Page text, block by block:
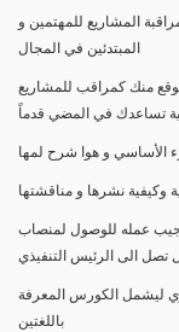
المشاريع للمهتمين و
المبتدئين في المجال
منك كمراقب للمشاريع
تساعدك في المضي قدماً
وكيفية نشرها و مناقشتها
يجيب عمله للوصول لمنصاب
تصل الى الرئيس التنفيذي
ليشمل الكورس المعرفة
باللغتين